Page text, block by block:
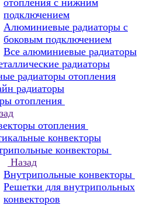
отопления с нижним
подключением
Алюминиевые радиаторы с
боковым подключением
Все алюминиевые радиаторы
радиаторы
радиаторы отопления
радиаторы
отопления
отопления
конвекторы
конвекторы
Назад
Внутрипольные конвекторы
Решетки для внутрипольных
конвекторов